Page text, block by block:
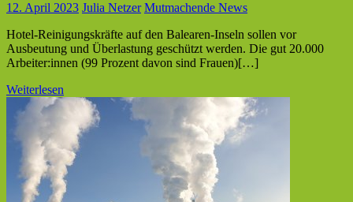
12. April 2023 Julia Netzer Mutmachende News
Hotel-Reinigungskräfte auf den Balearen-Inseln sollen vor
Ausbeutung und Überlastung geschützt werden. Die gut 20.000
Arbeiter:innen (99 Prozent davon sind Frauen)[…]
Weiterlesen